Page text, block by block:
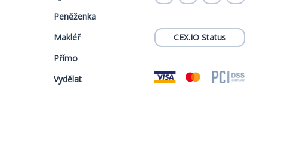
Peněženka
Makléř
Přímo
Vydělat
CEX.IO Status